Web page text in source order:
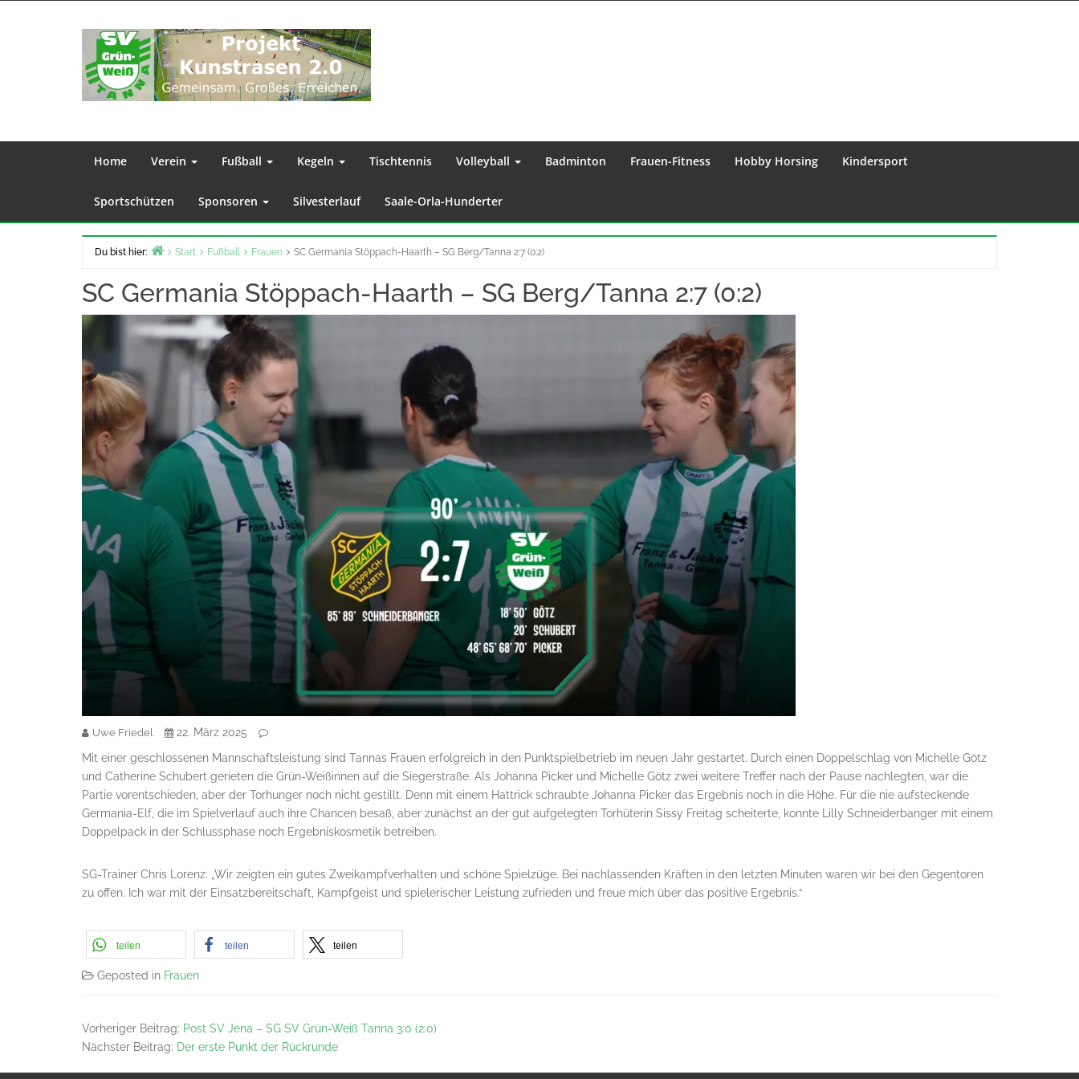
Home Verein Fußball Kegeln Tischtennis Volleyball Badminton Frauen-Fitness Hobby Horsing Kindersport
Sportschützen Sponsoren Silvesterlauf Saale-Orla-Hunderter
Du bist hier: Start Fußball Frauen SC Germania Stöppach-Haarth – SG Berg/Tanna 2:7 (0:2)
SC Germania Stöppach-Haarth – SG Berg/Tanna 2:7 (0:2)
Uwe Friedel
22. März 2025
Mit einer geschlossenen Mannschaftsleistung sind Tannas Frauen erfolgreich in den Punktspielbetrieb im neuen Jahr gestartet. Durch einen Doppelschlag von Michelle Götz
und Catherine Schubert gerieten die Grün-Weißinnen auf die Siegerstraße. Als Johanna Picker und Michelle Götz zwei weitere Treffer nach der Pause nachlegten, war die
Partie vorentschieden, aber der Torhunger noch nicht gestillt. Denn mit einem Hattrick schraubte Johanna Picker das Ergebnis noch in die Höhe. Für die nie aufsteckende
Germania-Elf, die im Spielverlauf auch ihre Chancen besaß, aber zunächst an der gut aufgelegten Torhüterin Sissy Freitag scheiterte, konnte Lilly Schneiderbanger mit einem
Doppelpack in der Schlussphase noch Ergebniskosmetik betreiben.
SG-Trainer Chris Lorenz: „Wir zeigten ein gutes Zweikampfverhalten und schöne Spielzüge. Bei nachlassenden Kräften in den letzten Minuten waren wir bei den Gegentoren
zu offen. Ich war mit der Einsatzbereitschaft, Kampfgeist und spielerischer Leistung zufrieden und freue mich über das positive Ergebnis.“
teilen teilen teilen
Geposted in Frauen
Vorheriger Beitrag: Post SV Jena – SG SV Grün-Weiß Tanna 3:0 (2:0)
Nächster Beitrag: Der erste Punkt der Rückrunde